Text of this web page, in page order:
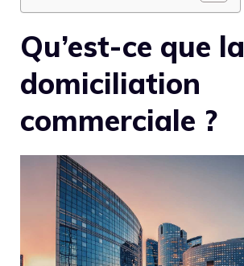
Qu’est-ce que la
domiciliation
commerciale ?